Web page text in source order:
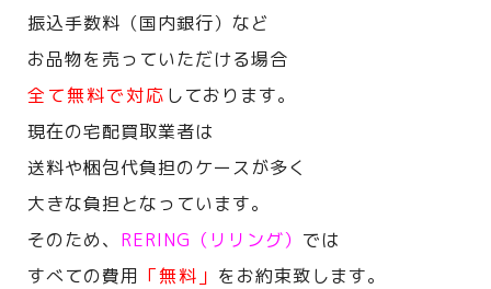
振込手数料（国内銀行）など
お品物を売っていただける場合
全て無料で対応 しております。
現在の宅配買取業者は
送料や梱包代負担のケースが多く
大きな負担となっています。
そのため、 RERING（リリング） では
すべての費用 「無料」 をお約束致します。